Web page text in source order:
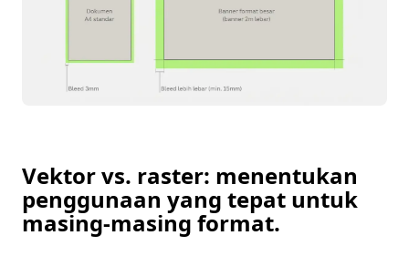
Vektor vs. raster: menentukan
penggunaan yang tepat untuk
masing-masing format.